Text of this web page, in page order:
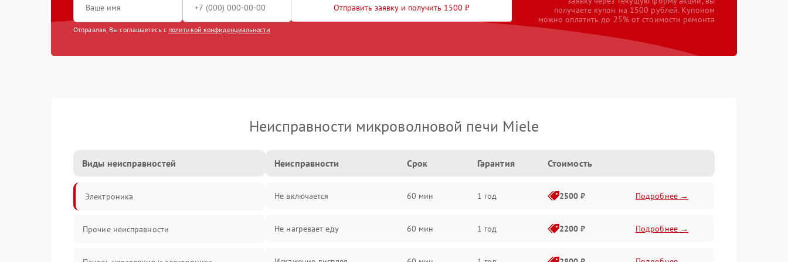
Отправить заявку и получить 1500 ₽
Отправляя, Вы соглашаетесь с политикой конфиденциальности
получаете купон на 1500 рублей. Купоном
можно оплатить до 25% от стоимости ремонта
Неисправности микроволновой печи Miele
Виды неисправностей
Электроника
Прочие неисправности
Неисправности Срок Гарантия Стоимость
Не включается 60 мин 1 год 2500 ₽ Подробнее →
Не нагревает еду 60 мин 1 год 2200 ₽ Подробнее →